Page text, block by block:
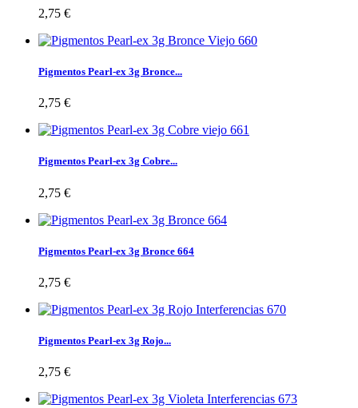
2,75 €
Pigmentos Pearl-ex 3g Bronce...
2,75 €
Pigmentos Pearl-ex 3g Cobre...
2,75 €
Pigmentos Pearl-ex 3g Bronce 664
2,75 €
Pigmentos Pearl-ex 3g Rojo...
2,75 €